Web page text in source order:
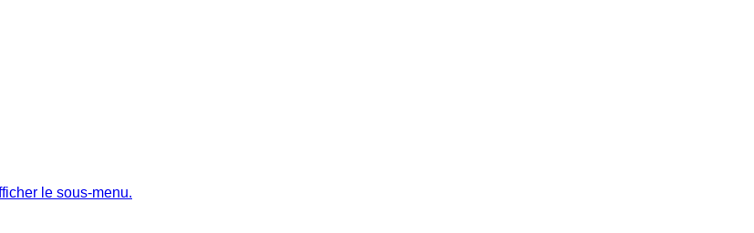
le sous-menu.